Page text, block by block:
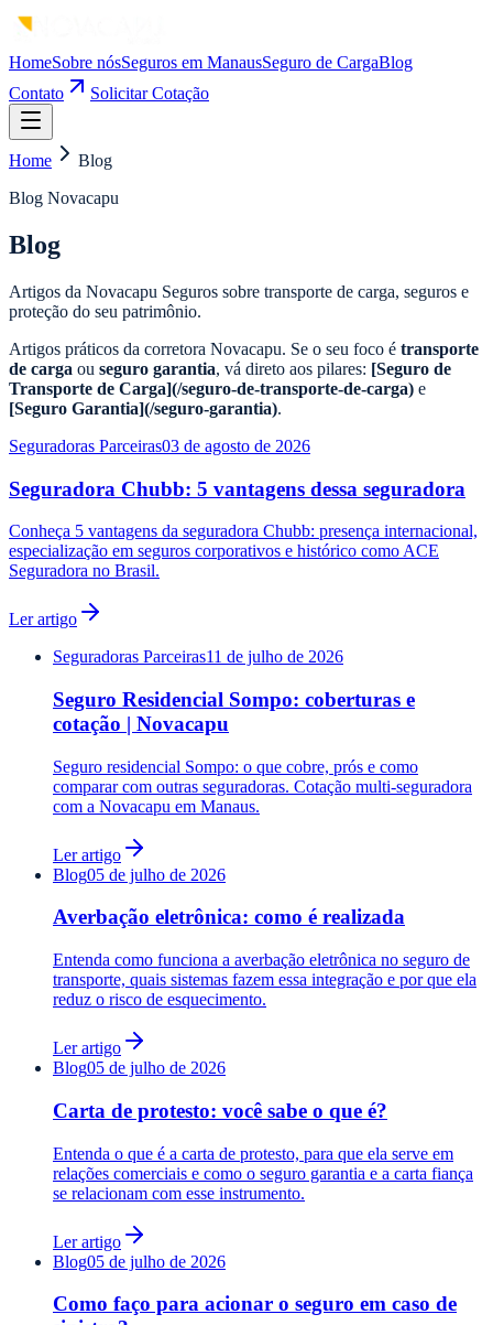
HomeSobre nósSeguros em ManausSeguro de CargaBlog
Contato
Solicitar Cotação
Home
Blog
Blog Novacapu
Blog
Artigos da Novacapu Seguros sobre transporte de carga, seguros e
proteção do seu patrimônio.
Artigos práticos da corretora Novacapu. Se o seu foco é transporte
de carga ou seguro garantia, vá direto aos pilares: [Seguro de
Transporte de Carga](/seguro-de-transporte-de-carga) e
[Seguro Garantia](/seguro-garantia).
Seguradoras Parceiras03 de agosto de 2026
Seguradora Chubb: 5 vantagens dessa seguradora
Conheça 5 vantagens da seguradora Chubb: presença internacional,
especialização em seguros corporativos e histórico como ACE
Seguradora no Brasil.
Ler artigo
Seguradoras Parceiras11 de julho de 2026
Seguro Residencial Sompo: coberturas e
cotação | Novacapu
Seguro residencial Sompo: o que cobre, prós e como
comparar com outras seguradoras. Cotação multi-seguradora
com a Novacapu em Manaus.
Ler artigo
Blog05 de julho de 2026
Averbação eletrônica: como é realizada
Entenda como funciona a averbação eletrônica no seguro de
transporte, quais sistemas fazem essa integração e por que ela
reduz o risco de esquecimento.
Ler artigo
Blog05 de julho de 2026
Carta de protesto: você sabe o que é?
Entenda o que é a carta de protesto, para que ela serve em
relações comerciais e como o seguro garantia e a carta fiança
se relacionam com esse instrumento.
Ler artigo
Blog05 de julho de 2026
Como faço para acionar o seguro em caso de